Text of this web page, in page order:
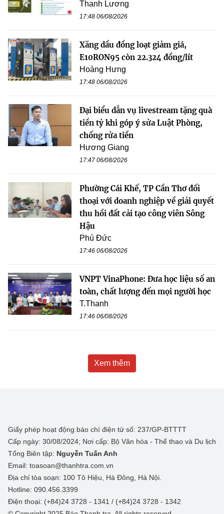
Thanh Lương
17:48 06/08/2026
Xăng dầu đồng loạt giảm giá,
E10RON95 còn 22.324 đồng/lít
Hoàng Hưng
17:48 06/08/2026
Đại biểu dẫn vụ livestream tặng quà
tiền tỷ khi góp ý sửa Luật Phòng,
chống rửa tiền
Hương Giang
17:47 06/08/2026
Phường Cái Khế, TP Cần Thơ đối
thoại với doanh nghiệp về giải quyết
thu hồi đất cải tạo công viên Sông
Hậu
Phú Đức
17:46 06/08/2026
VNPT VinaPhone: Đưa học liệu số an
toàn, chất lượng đến mọi người học
T.Thanh
17:46 06/08/2026
Xem thêm
Giấy phép hoạt động báo chí điện tử số: 237/GP-BTTTT
Cấp ngày: 30/08/2024; Nơi cấp: Bộ Văn hóa - Thể thao và Du lịch
Tổng Biên tập: Nguyễn Tuấn Anh
Email: toasoan@thanhtra.com.vn
Địa chỉ tòa soạn: 100 Tô Hiệu, Hà Đông, Hà Nội.
Hotline: 090.456.3399
Điện thoại: (+84)24 3728 - 1341 / (+84)24 3728 - 1342